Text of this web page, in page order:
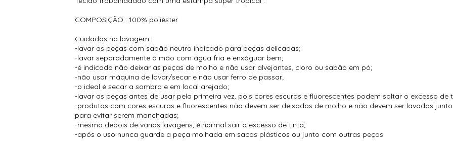
COMPOSIÇÃO : 100% poliéster
Cuidados na lavagem:
-lavar as peças com sabão neutro indicado para peças delicadas;
-lavar separadamente à mão com água fria e enxáguar bem;
-é indicado não deixar as peças de molho e não usar alvejantes, cloro ou sabão em pó;
-não usar máquina de lavar/secar e não usar ferro de passar;
-o ideal é secar a sombra e em local arejado;
-lavar as peças antes de usar pela primeira vez, pois cores escuras e fluorescentes podem soltar o excesso de
-produtos com cores escuras e fluorescentes não devem ser deixados de molho e não devem ser lavadas
para evitar serem manchadas;
-mesmo depois de várias lavagens, é normal sair o excesso de tinta;
-após o uso nunca guarde a peça molhada em sacos plásticos ou junto com outras peças